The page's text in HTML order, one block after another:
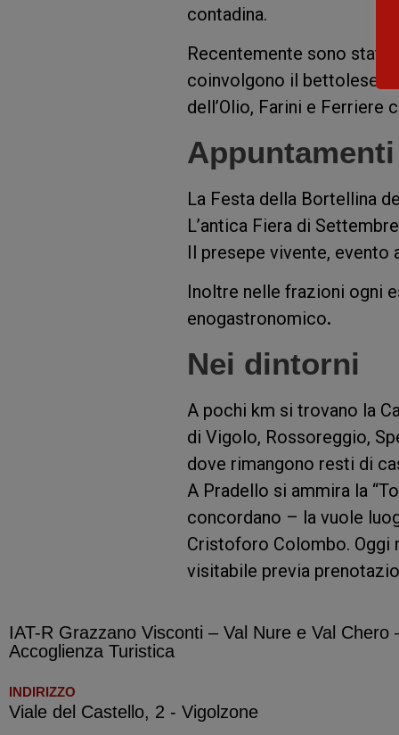
contadina.
Recentemente sono stati
coinvolgono il bettolese
dell’Olio, Farini e Ferriere
La Festa della Bortellina
L’antica Fiera di
Il presepe vivente, evento
Inoltre nelle frazioni ogni
enogastronomico.
Nei dintorni
A pochi km si trovano la
di Vigolo, Rossoreggio,
dove rimangono resti di
A Pradello si ammira la
concordano – la vuole
Cristoforo Colombo. Oggi
visitabile previa
IAT-R Grazzano Visconti – Val Nure e Val
Accoglienza Turistica
INDIRIZZO
Viale del Castello, 2 - Vigolzone